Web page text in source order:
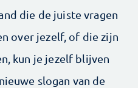
die de juiste vragen
over jezelf, of die zijn
kun je jezelf blijven
slogan van de